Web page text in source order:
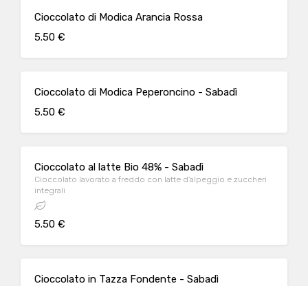
Cioccolato di Modica Arancia Rossa
5.50 €
Cioccolato di Modica Peperoncino - Sabadì
5.50 €
Cioccolato al latte Bio 48% - Sabadì
Cioccolato lavorato a freddo con latte d’alpeggio e zuccheri
integrali
5.50 €
Cioccolato in Tazza Fondente - Sabadì